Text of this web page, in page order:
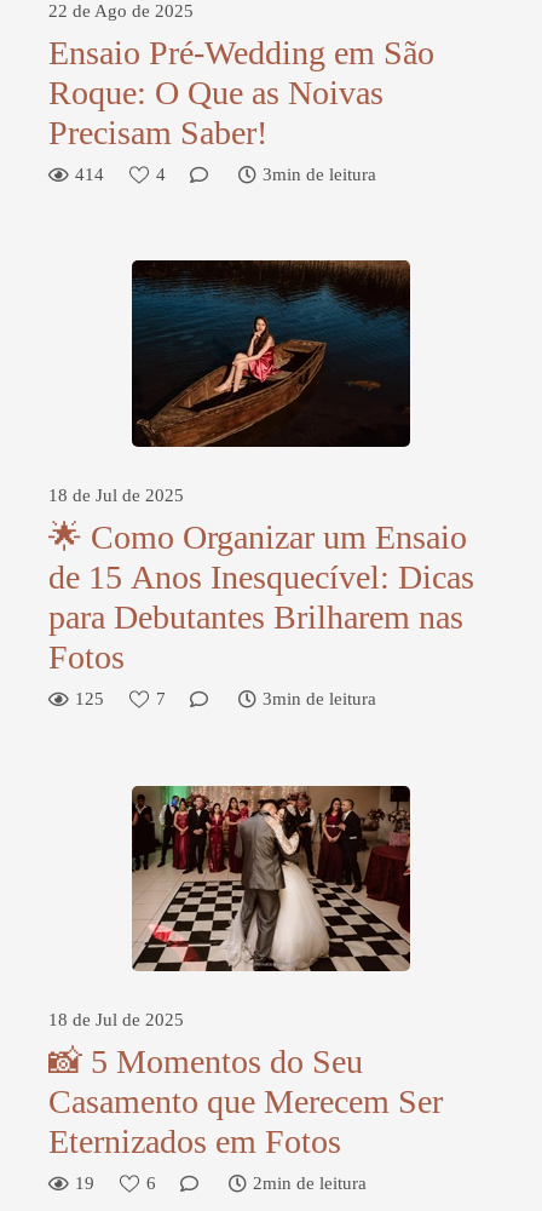
22 de Ago de 2025
Ensaio Pré-Wedding em São
Roque: O Que as Noivas
Precisam Saber!
414 4 3min de leitura
18 de Jul de 2025
🌟 Como Organizar um Ensaio
de 15 Anos Inesquecível: Dicas
para Debutantes Brilharem nas
Fotos
125 7 3min de leitura
18 de Jul de 2025
📸 5 Momentos do Seu
Casamento que Merecem Ser
Eternizados em Fotos
19 6 2min de leitura